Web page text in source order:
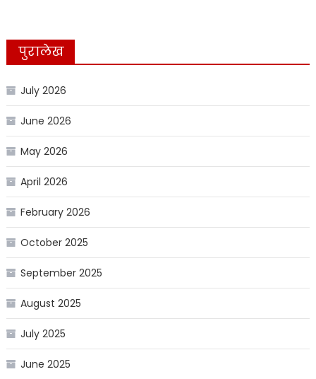
पुरालेख
July 2026
June 2026
May 2026
April 2026
February 2026
October 2025
September 2025
August 2025
July 2025
June 2025